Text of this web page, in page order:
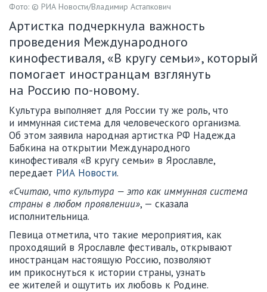
Фото: © РИА Новости/Владимир Астапкович
Артистка подчеркнула важность
проведения Международного
кинофестиваля, «В кругу семьи», который
помогает иностранцам взглянуть
на Россию по-новому.
Культура выполняет для России ту же роль, что
и иммунная система для человеческого организма.
Об этом заявила народная артистка РФ Надежда
Бабкина на открытии Международного
кинофестиваля «В кругу семьи» в Ярославле,
передает РИА Новости.
«Считаю, что культура — это как иммунная система
страны в любом проявлении», — сказала
исполнительница.
Певица отметила, что такие мероприятия, как
проходящий в Ярославле фестиваль, открывают
иностранцам настоящую Россию, позволяют
им прикоснуться к истории страны, узнать
ее жителей и ощутить их любовь к Родине.